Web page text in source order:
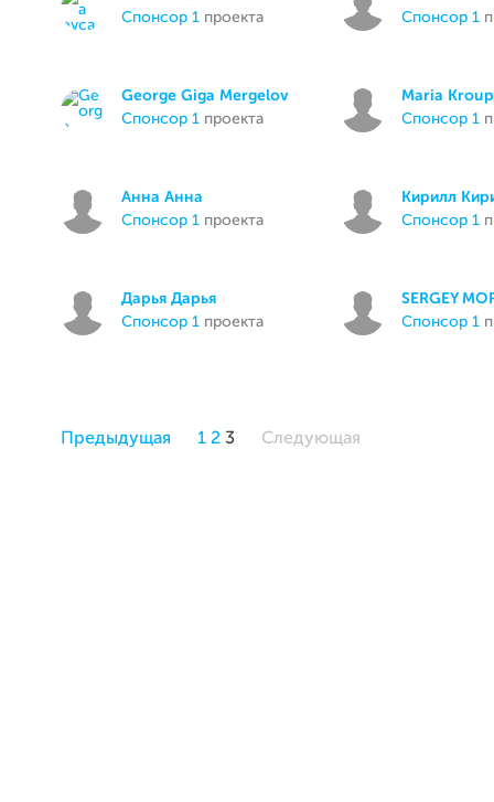
спонсор 1 проекта
спонсор 1
George Giga Mergelov
спонсор 1 проекта
Maria
спонсор 1
Анна Анна
спонсор 1 проекта
Кирилл
спонсор 1
Дарья Дарья
спонсор 1 проекта
SERGEY
спонсор 1
Предыдущая 1 2 3 Следующая